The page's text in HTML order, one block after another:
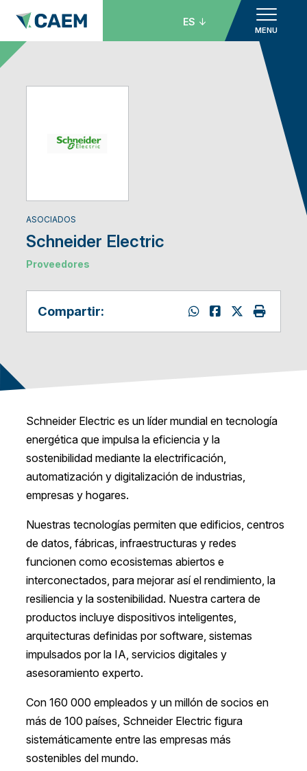
MENU
ES
ASOCIADOS
Schneider Electric
Proveedores
Compartir:
Schneider Electric es un líder mundial en tecnología
energética que impulsa la eficiencia y la
sostenibilidad mediante la electrificación,
automatización y digitalización de industrias,
empresas y hogares.
Nuestras tecnologías permiten que edificios, centros
de datos, fábricas, infraestructuras y redes
funcionen como ecosistemas abiertos e
interconectados, para mejorar así el rendimiento, la
resiliencia y la sostenibilidad. Nuestra cartera de
productos incluye dispositivos inteligentes,
arquitecturas definidas por software, sistemas
impulsados por la IA, servicios digitales y
asesoramiento experto.
Con 160 000 empleados y un millón de socios en
más de 100 países, Schneider Electric figura
sistemáticamente entre las empresas más
sostenibles del mundo.